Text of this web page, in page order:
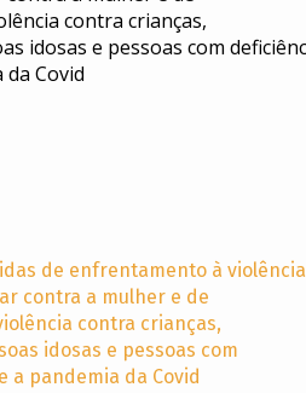
de enfrentamento à violência
contra a mulher e de
contra crianças,
idosas e pessoas com
a pandemia da Covid